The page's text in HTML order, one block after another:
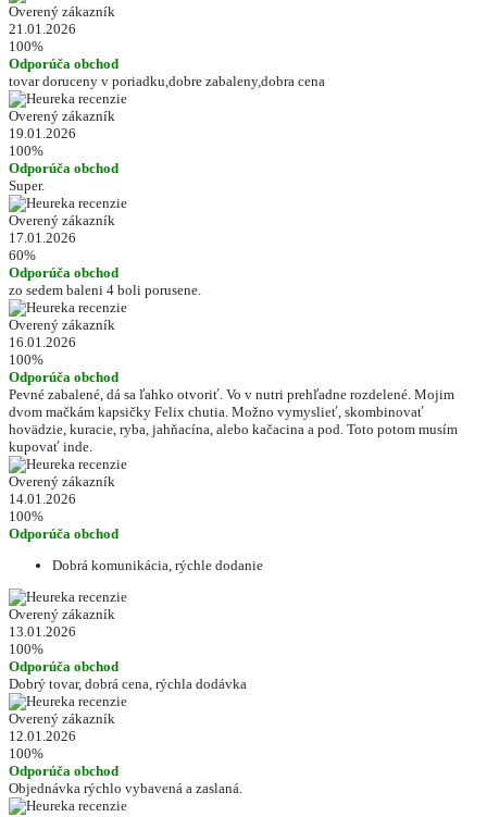
Overený zákazník
21.01.2026
100%
Odporúča obchod
tovar doruceny v poriadku,dobre zabaleny,dobra cena
Overený zákazník
19.01.2026
100%
Odporúča obchod
Super.
Overený zákazník
17.01.2026
60%
Odporúča obchod
zo sedem baleni 4 boli porusene.
Overený zákazník
16.01.2026
100%
Odporúča obchod
Pevné zabalené, dá sa ľahko otvoriť. Vo v nutri prehľadne rozdelené. Mojim
dvom mačkám kapsičky Felix chutia. Možno vymyslieť, skombinovať
hovädzie, kuracie, ryba, jahňacína, alebo kačacina a pod. Toto potom musím
kupovať inde.
Overený zákazník
14.01.2026
100%
Odporúča obchod
Dobrá komunikácia, rýchle dodanie
Overený zákazník
13.01.2026
100%
Odporúča obchod
Dobrý tovar, dobrá cena, rýchla dodávka
Overený zákazník
12.01.2026
100%
Odporúča obchod
Objednávka rýchlo vybavená a zaslaná.